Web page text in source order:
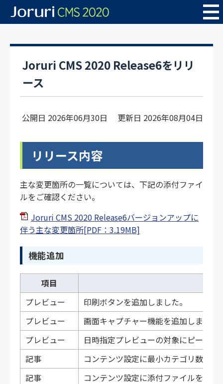
Joruri CMS 2020 Release6をリリ
ース
公開日 2026年06月30日 更新日 2026年08月04日
リリース内容
主な変更箇所の一覧については、下記の添付ファイ
ルをご確認ください。
Joruri CMS 2020 Release6バージョンアップに
伴う主な変更箇所[PDF：3.19MB]
機能追加
項目
プレビュー
印刷ボタンを追加しました。
プレビュー
画面キャプチャー機能を追加しました
プレビュー
日時指定プレビューの対象にピースを
記事
コンテンツ設定に最小カテゴリ数と
記事
コンテンツ設定に添付ファイルを複